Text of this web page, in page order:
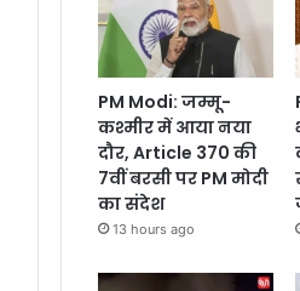
PM Modi: जम्मू-
कश्मीर में आया नया
दौर, Article 370 की
7वीं बरसी पर PM मोदी
का संदेश
13 hours ago